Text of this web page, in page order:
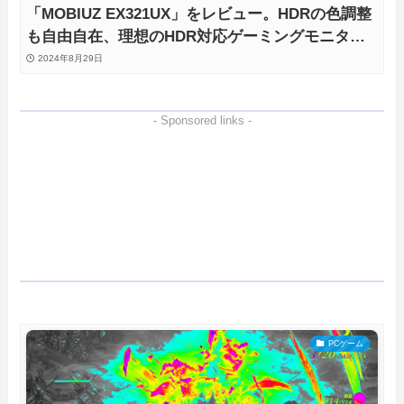
「MOBIUZ EX321UX」をレビュー。HDRの色調整
も自由自在、理想のHDR対応ゲーミングモニタが
ついに完成！
2024年8月29日
- Sponsored links -
PCゲーム